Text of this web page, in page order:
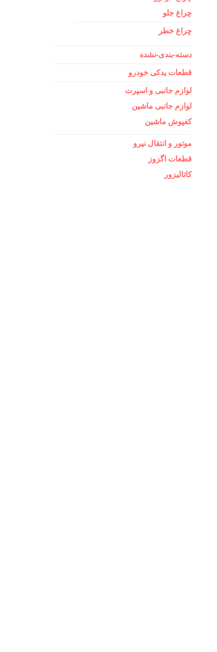
چراغ جلو
چراغ خطر
دسته-بندی-نشده
قطعات یدکی خودرو
لوازم جانبی و اسپرت
لوازم جانبی ماشین
کفپوش ماشین
موتور و انتقال نیرو
قطعات اگزوز
کاتالیزور